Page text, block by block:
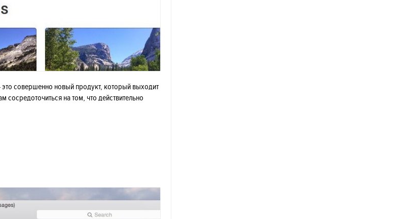
совершенно новый продукт, который выходит
сосредоточиться на том, что действительно